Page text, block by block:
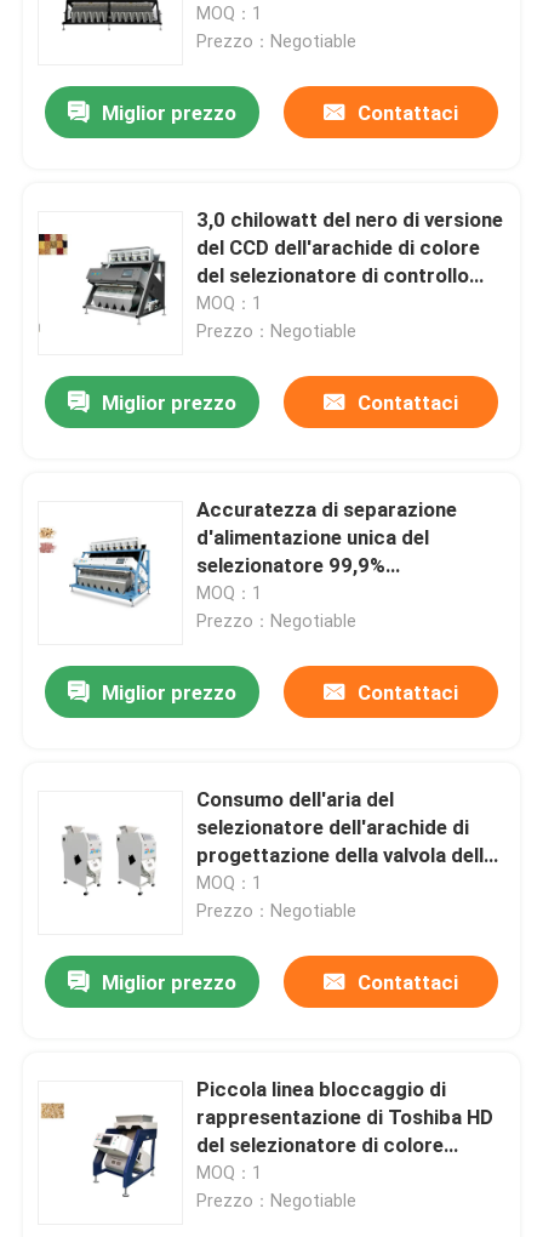
Contatti
Prodotti
selezionatore di colore del grano
Selezionatore di colore del grano
dal modo uniforme
MOQ：1
Prezzo：Negotiable
Miglior prezzo Contattaci
3,0 chilowatt del nero di versione
del CCD dell'arachide di colore
del selezionatore di controllo
della macchina LED
MOQ：1
Prezzo：Negotiable
Miglior prezzo Contattaci
Accuratezza di separazione
d'alimentazione unica del
selezionatore 99,9%
dell'arachide del sistema
MOQ：1
Prezzo：Negotiable
Miglior prezzo Contattaci
Consumo dell'aria del
selezionatore dell'arachide di
progettazione della valvola dello
spruzzo piccolo
MOQ：1
Prezzo：Negotiable
Miglior prezzo Contattaci
Piccola linea bloccaggio di
rappresentazione di Toshiba HD
del selezionatore di colore
dell'arachide
MOQ：1
Prezzo：Negotiable